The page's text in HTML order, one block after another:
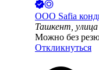
ООО Safia
Ташкент,
Можно без
Откликнуться